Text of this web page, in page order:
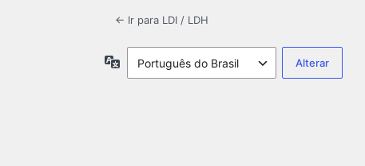
← Ir para LDI / LDH
Idioma